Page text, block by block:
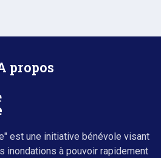
propos
est une initiative bénévole visant
inondations à pouvoir rapidement